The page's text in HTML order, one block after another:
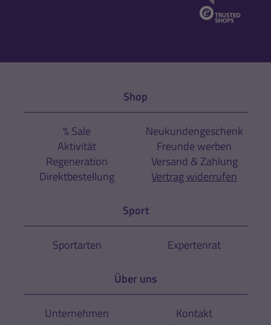
Shop
% Sale
Aktivität
Regeneration
Direktbestellung
Neukundengeschenk
Freunde werben
Versand & Zahlung
Vertrag widerrufen
Sport
Sportarten Expertenrat
Über uns
Unternehmen
Kontakt